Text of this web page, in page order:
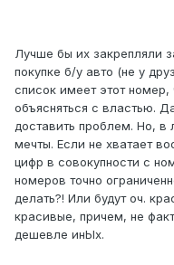
Лучше бы их закрепляли
покупке б/у авто (не у
список имеет этот номер,
объясняться с властью.
доставить проблем. Но, в
мечты. Если не хватает
цифр в совокупности с
номеров точно
делать?! Или будут оч.
красивые, причем, не
дешевле инЫх.